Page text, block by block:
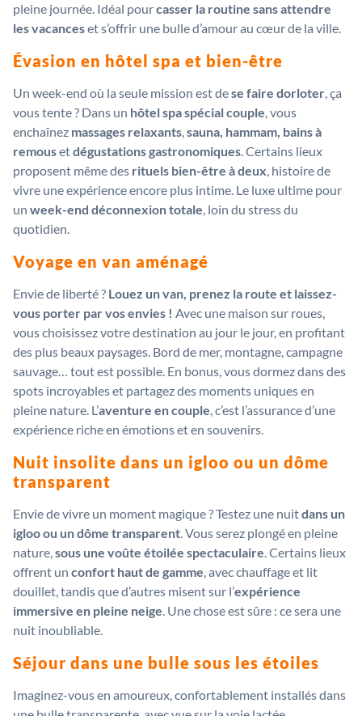
pleine journée. Idéal pourcasser la routine sans attendre
les vacanceset s’offrir une bulle d’amour au cœur de la ville.
Évasion en hôtel spa et bien-être
Un week-end où la seule mission est dese faire dorloter, ça
vous tente ? Dans un hôtel spa spécial couple, vous
enchaînez massages relaxants,sauna, hammam, bains à
remousetdégustations gastronomiques. Certains lieux
proposent même des rituels bien-être à deux, histoire de
vivre une expérience encore plus intime. Le luxe ultime pour
un week-end déconnexion totale, loin du stress du
quotidien.
Voyage en van aménagé
Envie de liberté ? Louez un van, prenez la route et laissez-
vous porter par vos envies ! Avec une maison sur roues,
vous choisissez votre destination au jour le jour, en profitant
des plus beaux paysages. Bord de mer, montagne, campagne
sauvage… tout est possible. En bonus, vous dormez dans des
spots incroyables et partagez des moments uniques en
pleine nature. L’aventure en couple, c’est l’assurance d’une
expérience riche en émotions et en souvenirs.
Nuit insolite dans un igloo ou un dôme
transparent
Envie de vivre un moment magique ? Testez une nuitdans un
igloo ou un dôme transparent. Vous serez plongé en pleine
nature,sous une voûte étoilée spectaculaire. Certains lieux
offrent un confort haut de gamme, avec chauffage et lit
douillet, tandis que d’autres misent sur l’expérience
immersive en pleine neige. Une chose est sûre : ce sera une
nuit inoubliable.
Séjour dans une bulle sous les étoiles
Imaginez-vous en amoureux, confortablement installés dans